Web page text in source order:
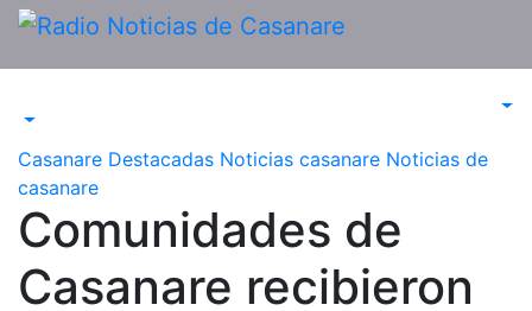
Saltar
contenido
Casanare Destacadas Noticias casanare Noticias de
casanare
Comunidades de
Casanare recibieron